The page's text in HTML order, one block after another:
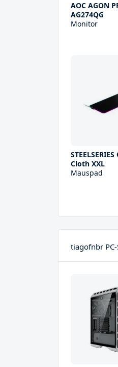
AOC AGON
AG274QG
Monitor
Cloth XXL
Mauspad
tiagofnbr